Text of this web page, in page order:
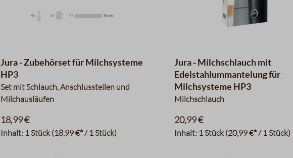
Jura - Zubehörset für Milchsysteme
HP3
Set mit Schlauch, Anschlussteilen und
Milchausläufen
Inhalt: 1 Stück(18,99 €* / 1 Stück)
18,99 €
Jura - Milchschlauch mit
Edelstahlummantelung für
Milchsysteme HP3
Milchschlauch
Inhalt: 1 Stück(20,99 €* / 1 Stück)
20,99 €